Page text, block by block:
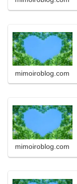
mimoiroblog.com
mimoiroblog.com